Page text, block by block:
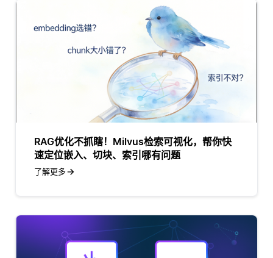
RAG优化不抓瞎！Milvus检索可视化，帮你快
速定位嵌入、切块、索引哪有问题
了解更多